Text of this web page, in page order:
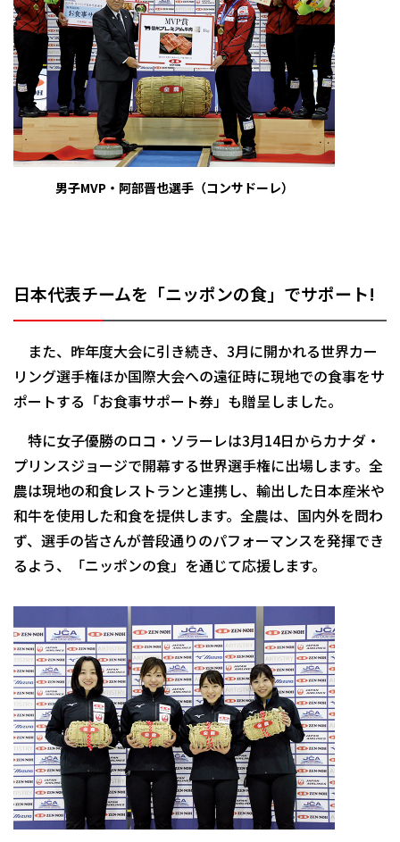
男子MVP・阿部晋也選手（コンサドーレ）
日本代表チームを「ニッポンの食」でサポート!
また、昨年度大会に引き続き、3月に開かれる世界カー
リング選手権ほか国際大会への遠征時に現地での食事をサ
ポートする「お食事サポート券」も贈呈しました。
特に女子優勝のロコ・ソラーレは3月14日からカナダ・
プリンスジョージで開幕する世界選手権に出場します。全
農は現地の和食レストランと連携し、輸出した日本産米や
和牛を使用した和食を提供します。全農は、国内外を問わ
ず、選手の皆さんが普段通りのパフォーマンスを発揮でき
るよう、「ニッポンの食」を通じて応援します。